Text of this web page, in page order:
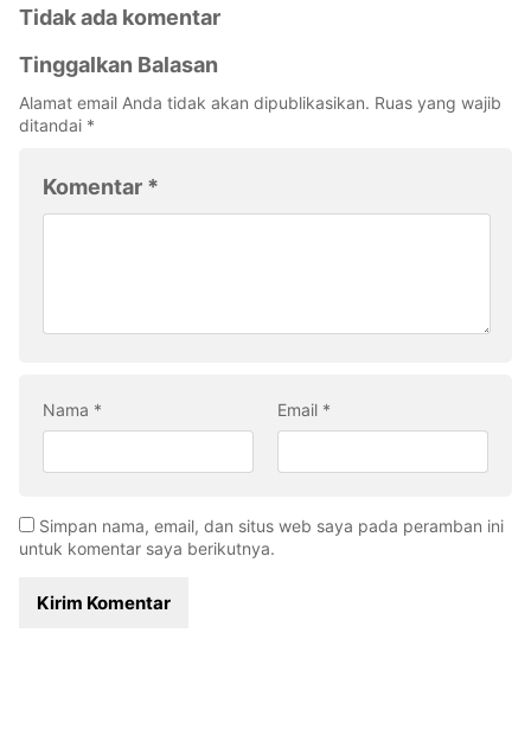
Tidak ada komentar
Tinggalkan Balasan
Alamat email Anda tidak akan dipublikasikan. Ruas yang wajib
ditandai *
Komentar *
Nama * Email *
Simpan nama, email, dan situs web saya pada peramban ini
untuk komentar saya berikutnya.